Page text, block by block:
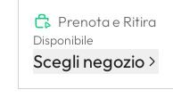
Prenota e Ritira
Disponibile
Scegli negozio